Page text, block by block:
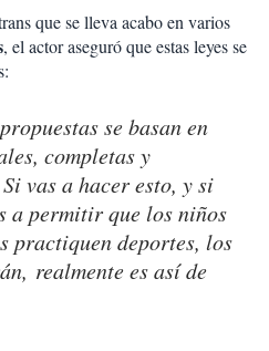
que se lleva acabo en varios
, el actor aseguró que estas leyes se
se basan en
completas y
vas a hacer esto, y si
a permitir que los niños
practiquen deportes, los
realmente es así de